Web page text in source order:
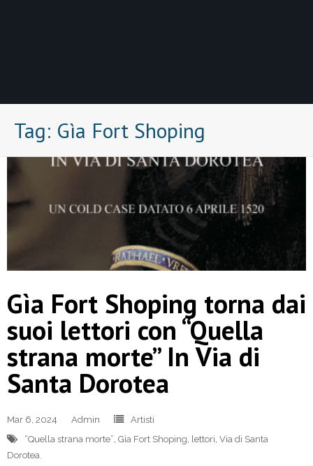
Tag: Gìa Fort Shoping
Gìa Fort Shoping torna dai
suoi lettori con “Quella
strana morte” In Via di
Santa Dorotea
Mar 6, 2024 Admin
Artisti
“Quella strana morte” Gìa Fort Shoping lettori Via di Santa
Dorotea.